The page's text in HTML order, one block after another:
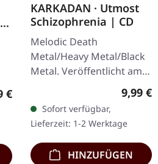
Preis:
€
KARKADAN · Utmost
Schizophrenia | CD
Melodic Death
Metal/Heavy Metal/Black
Metal. Veröffentlicht am
08.03.2004, auf Supreme
Chaos Records. CD im
Jewelcase mit 16-seitigem
Booklet.…
9,99 €
Sofort verfügbar,
Lieferzeit: 1-2 Werktage
HINZUFÜGEN